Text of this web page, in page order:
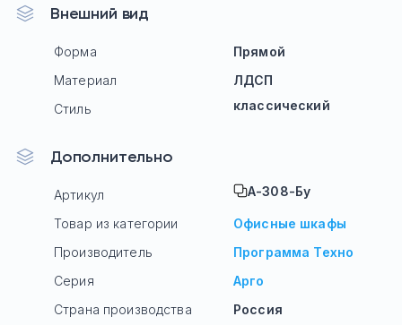
Внешний вид
Форма
Прямой
Материал
ЛДСП
Стиль
классический
Дополнительно
Артикул А-308-Бу
Товар из категории
Офисные шкафы
Производитель
Программа Техно
Серия
Арго
Страна производства
Россия